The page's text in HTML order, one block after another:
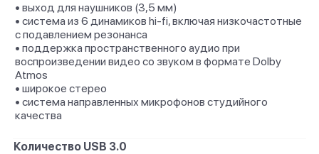
• выход для наушников (3,5 мм)
• система из 6 динамиков hi-fi, включая низкочастотные
с подавлением резонанса
• поддержка пространственного аудио при
воспроизведении видео со звуком в формате Dolby
Atmos
• широкое стерео
• система направленных микрофонов студийного
качества
Количество USB 3.0